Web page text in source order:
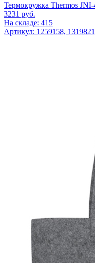
Термокружка Thermos JNI-
3231 руб.
На складе: 415
Артикул: 1259158,